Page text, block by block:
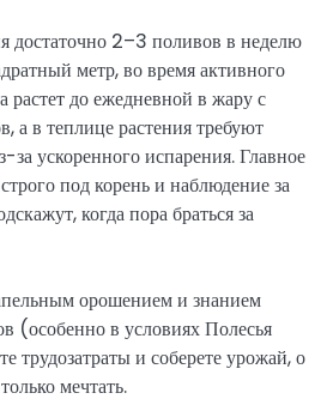
достаточно 2–3 поливов в неделю
метр, во время активного
растет до ежедневной в жару с
а в теплице растения требуют
ускоренного испарения. Главное
под корень и наблюдение за
когда пора браться за
орошением и знанием
(особенно в условиях Полесья
трудозатраты и соберете урожай, о
мечтать.